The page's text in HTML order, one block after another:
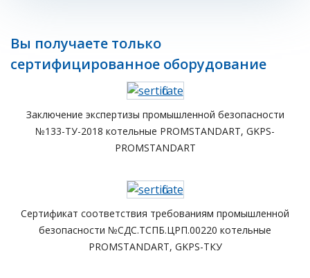
Вы получаете только
сертифицированное оборудование
Заключение экспертизы промышленной безопасности
№133-ТУ-2018 котельные PROMSTANDART, GKPS-
PROMSTANDART
Сертификат соответствия требованиям промышленной
безопасности №СДС.ТСПБ.ЦРП.00220 котельные
PROMSTANDART, GKPS-ТКУ